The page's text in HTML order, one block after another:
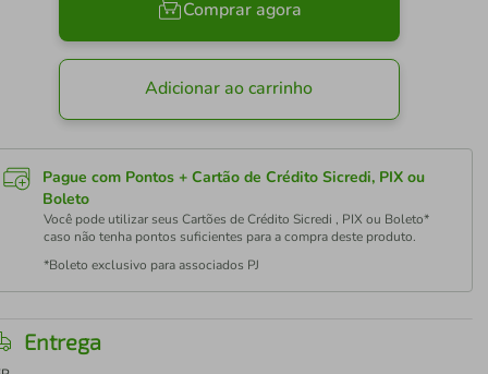
Comprar agora
Adicionar ao carrinho
Pague com Pontos + Cartão de Crédito Sicredi, PIX ou
Boleto
Você pode utilizar seus Cartões de Crédito Sicredi , PIX ou Boleto*
caso não tenha pontos suficientes para a compra deste produto.
*Boleto exclusivo para associados PJ
Entrega